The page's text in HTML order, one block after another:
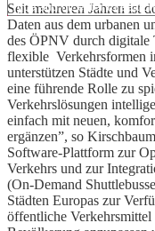
Seit mehreren Jahren ist
Daten aus dem urbanen
des ÖPNV durch digitale
flexible Verkehrsformen
unterstützen Städte und
eine führende Rolle zu
Verkehrslösungen
einfach mit neuen,
ergänzen”, so
Software-Plattform zur
Verkehrs und zur
(On-Demand
Städten Europas zur
öffentliche Verkehrsmittel